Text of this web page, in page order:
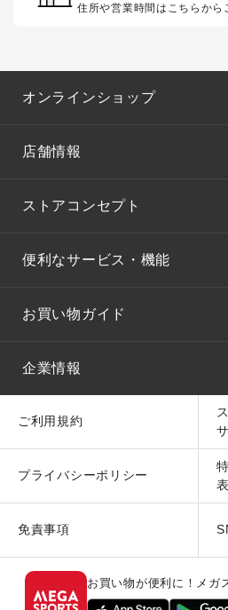
住所や営業時間はこちらから
オンラインショップ
店舗情報
ストアコンセプト
便利なサービス・機能
お買い物ガイド
企業情報
ご利用規約
プライバシーポリシー
免責事項
お買い物が便利に！メガ